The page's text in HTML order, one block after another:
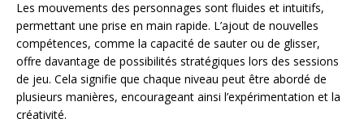
Les mouvements des personnages sont fluides et intuitifs,
permettant une prise en main rapide. L’ajout de nouvelles
compétences, comme la capacité de sauter ou de glisser,
offre davantage de possibilités stratégiques lors des sessions
de jeu. Cela signifie que chaque niveau peut être abordé de
plusieurs manières, encourageant ainsi l’expérimentation et la
créativité.